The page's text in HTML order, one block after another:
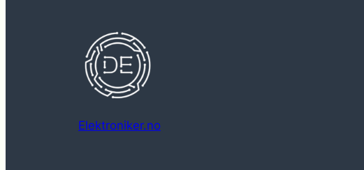
Elektroniker.no